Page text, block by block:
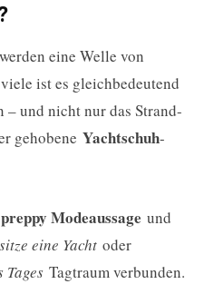
eine Welle von
ist es gleichbedeutend
– und nicht nur das Strand-
gehobene Yachtschuh-
preppy Modeaussage und
eine Yacht oder
Tages Tagtraum verbunden.